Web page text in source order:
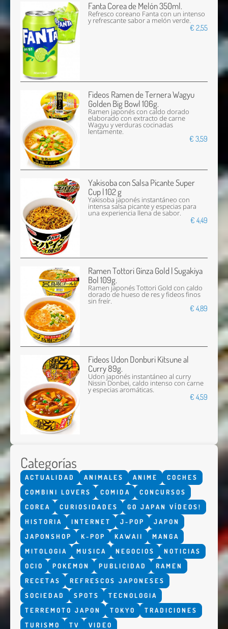
Fanta Corea de Melón 350ml.
Refresco coreano Fanta con un intenso
y refrescante sabor a melón verde.
€ 2,55
Fideos Ramen de Ternera Wagyu
Golden Big Bowl 106g.
Ramen japonés con caldo dorado
elaborado con extracto de carne
Wagyu y verduras cocinadas
lentamente.
€ 3,59
Yakisoba con Salsa Picante Super
Cup | 102 g
Yakisoba japonés instantáneo con
intensa salsa picante y especias para
una experiencia llena de sabor.
€ 4,49
Ramen Tottori Ginza Gold | Sugakiya
Bol 109g.
Ramen japonés Tottori Gold con caldo
dorado de hueso de res y fideos finos
sin freír.
€ 4,89
Fideos Udon Donburi Kitsune al
Curry 89g.
Udon japonés instantáneo al curry
Nissin Donbei, caldo intenso con carne
y especias aromáticas.
€ 4,59
Categorías
ACTUALIDAD ANIMALES ANIME
COCHES
COMBINI LOVERS
COMIDA
CONCURSOS
COREA
CURIOSIDADES
GO JAPAN VÍDEOS!
HISTORIA
INTERNET J-POP
JAPON
JAPONSHOP
K-POP KAWAII
MANGA
MITOLOGIA
MUSICA NEGOCIOS
NOTICIAS
OCIO
POKEMON PUBLICIDAD
RAMEN
RECETAS
REFRESCOS JAPONESES
SOCIEDAD
SPOTS
TECNOLOGIA
TERREMOTO JAPON
TOKYO
TRADICIONES
TURISMO
TV VIDEO